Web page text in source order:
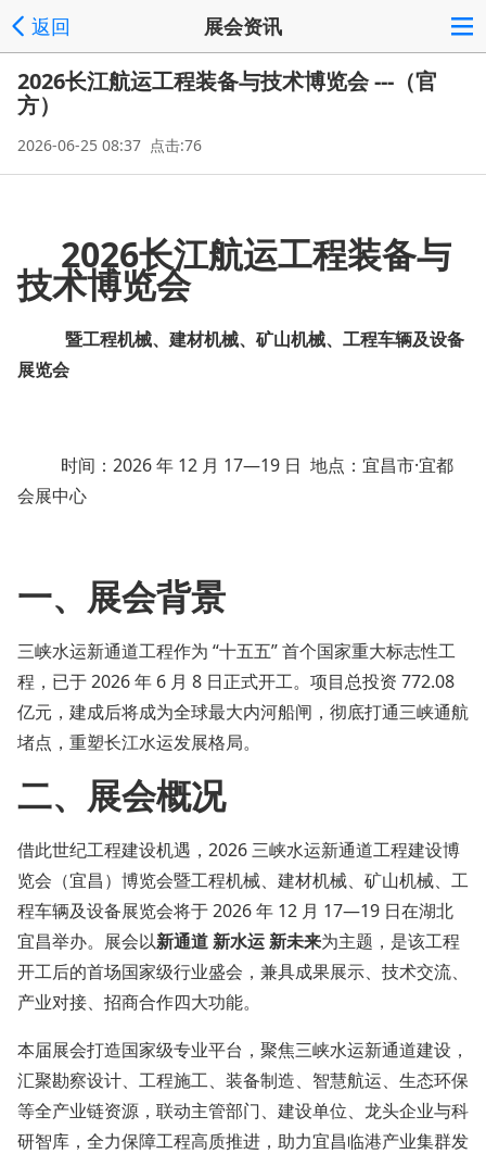
返回 展会资讯
2026长江航运工程装备与技术博览会 ---（官
方）
2026-06-25 08:37 点击:76
2026长江航运工程装备与
技术博览会
暨工程机械、建材机械、矿山机械、工程车辆及设备
展览会
时间：2026 年 12 月 17—19 日 地点：宜昌市·宜都
会展中心
一、展会背景
三峡水运新通道工程作为 “十五五” 首个国家重大标志性工
程，已于 2026 年 6 月 8 日正式开工。项目总投资 772.08
亿元，建成后将成为全球最大内河船闸，彻底打通三峡通航
堵点，重塑长江水运发展格局。
二、展会概况
借此世纪工程建设机遇，2026 三峡水运新通道工程建设博
览会（宜昌）博览会暨工程机械、建材机械、矿山机械、工
程车辆及设备展览会将于 2026 年 12 月 17—19 日在湖北
宜昌举办。展会以新通道 新水运 新未来为主题，是该工程
开工后的首场国家级行业盛会，兼具成果展示、技术交流、
产业对接、招商合作四大功能。
本届展会打造国家级专业平台，聚焦三峡水运新通道建设，
汇聚勘察设计、工程施工、装备制造、智慧航运、生态环保
等全产业链资源，联动主管部门、建设单位、龙头企业与科
研智库，全力保障工程高质推进，助力宜昌临港产业集群发